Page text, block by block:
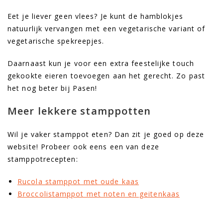
Eet je liever geen vlees? Je kunt de hamblokjes
natuurlijk vervangen met een vegetarische variant of
vegetarische spekreepjes.
Daarnaast kun je voor een extra feestelijke touch
gekookte eieren toevoegen aan het gerecht. Zo past
het nog beter bij Pasen!
Meer lekkere stamppotten
Wil je vaker stamppot eten? Dan zit je goed op deze
website! Probeer ook eens een van deze
stamppotrecepten:
Rucola stamppot met oude kaas
Broccolistamppot met noten en geitenkaas